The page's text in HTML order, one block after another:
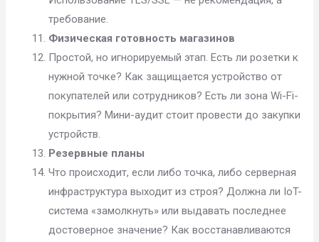
требование.
Физическая готовность магазинов
Простой, но игнорируемый этап. Есть ли розетки к
нужной точке? Как защищается устройство от
покупателей или сотрудников? Есть ли зона Wi-Fi-
покрытия? Мини-аудит стоит провести до закупки
устройств.
Резервные планы
Что происходит, если либо точка, либо серверная
инфраструктура выходит из строя? Должна ли IoT-
система «замолкнуть» или выдавать последнее
достоверное значение? Как восстанавливаются